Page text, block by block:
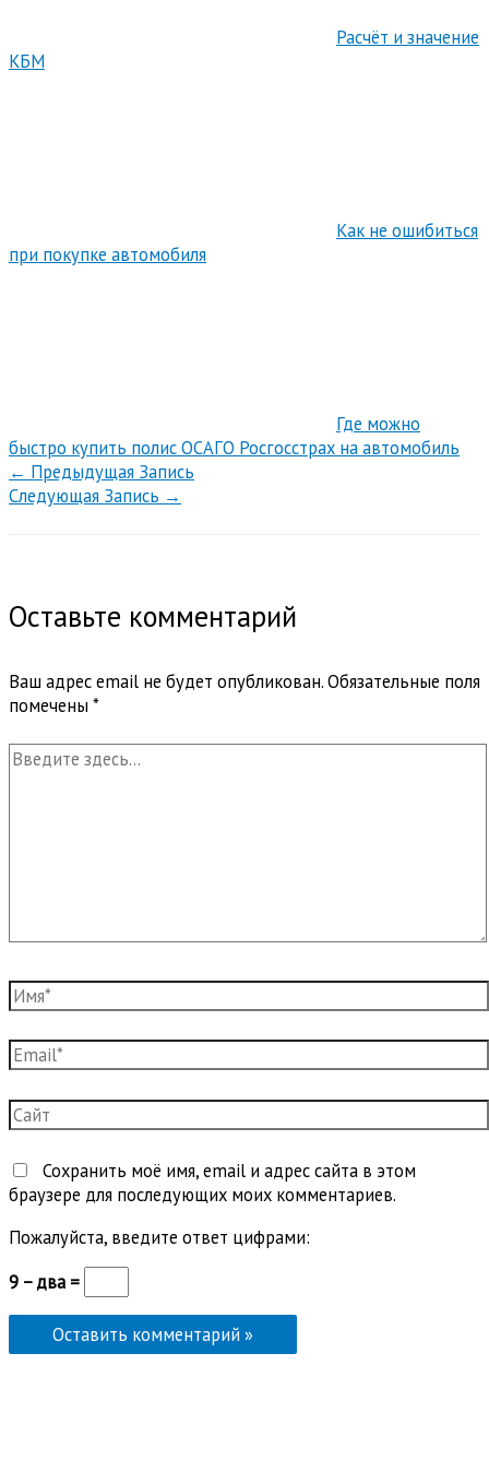
Расчёт и значение
КБМ
Как не ошибиться
при покупке автомобиля
Где можно
быстро купить полис ОСАГО Росгосстрах на автомобиль
← Предыдущая Запись
Следующая Запись →
Оставьте комментарий
Ваш адрес email не будет опубликован.Обязательные поля
помечены *
Введите
Имя*
Email*
Сайт
Сохранить моё имя, email и адрес сайта в этом
браузере для последующих моих комментариев.
Пожалуйста, введите ответ цифрами:
9 − два =